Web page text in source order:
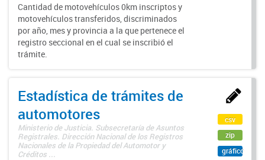
Cantidad de motovehículos 0km inscriptos y
motovehículos transferidos, discriminados
por año, mes y provincia a la que pertenece el
registro seccional en el cual se inscribió el
trámite.
Estadística de trámites de
automotores
Ministerio de Justicia. Subsecretaría de Asuntos
Registrales. Dirección Nacional de los Registros
Nacionales de la Propiedad del Automotor y
Créditos ...
csv
zip
gráfico